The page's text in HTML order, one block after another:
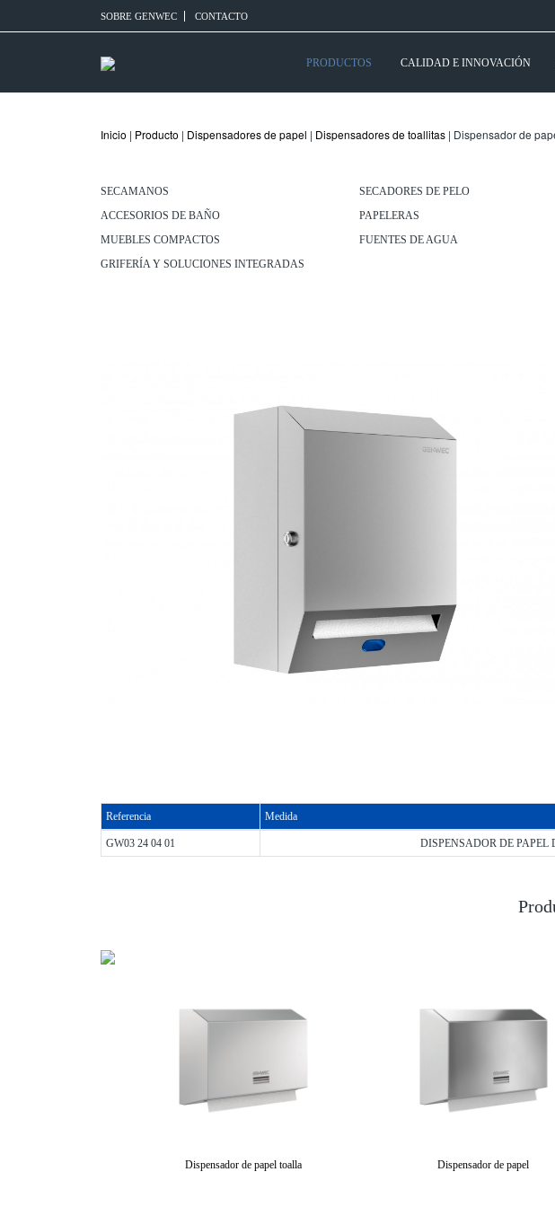
SOBRE GENWEC CONTACTO
PRODUCTOS CALIDAD E INNOVACIÓN
Inicio | Producto | Dispensadores de papel | Dispensadores de toallitas | Dispensador de
SECAMANOS SECADORES DE PELO
ACCESORIOS DE BAÑO
PAPELERAS
MUEBLES COMPACTOS
FUENTES DE AGUA
GRIFERÍA Y SOLUCIONES INTEGRADAS
Referencia Medida
GW03 24 04 01 DISPENSADOR DE
Dispensador de papel toalla Dispensador de papel